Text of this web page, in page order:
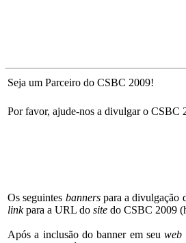
Seja um Parceiro do CSBC 2009!
Por favor, ajude-nos a divulgar o CSBC
Os seguintes bannerspara a divulgação
linkpara a URL do site do CSBC 2009
Após a inclusão do banner em seuweb